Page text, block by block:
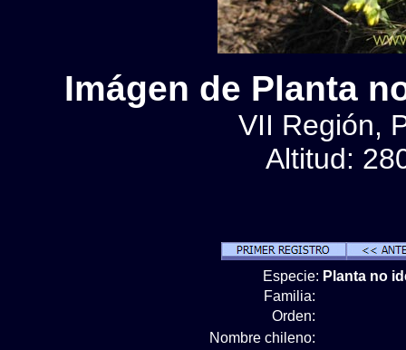
Imágen de Planta
VII Región,
Altitud:
Especie: Planta no
Familia:
Orden:
Nombre chileno: